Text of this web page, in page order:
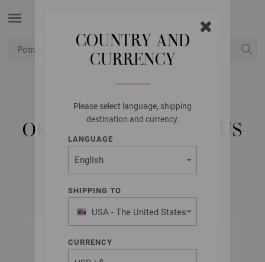
COUNTRY AND
CURRENCY
Please select language, shipping
destination and currency.
LANGUAGE
SHIPPING TO
USA - The United States
of America
CURRENCY
LANA GROSSA
OKRUGLA IGLA BAMBUS
5,5/80CM